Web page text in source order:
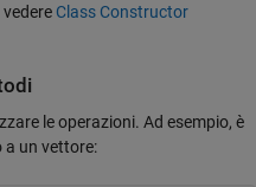
Class Constructor
le operazioni. Ad esempio, è
a un vettore: